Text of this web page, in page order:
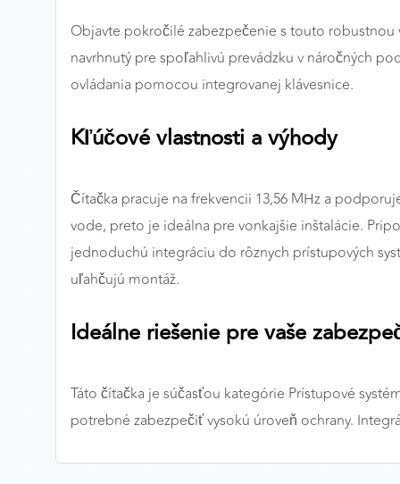
Objavte pokročilé zabezpečenie s touto robustnou
navrhnutý pre spoľahlivú prevádzku v náročných
ovládania pomocou integrovanej klávesnice.
Kľúčové vlastnosti a výhody
Čítačka pracuje na frekvencii 13,56 MHz a
vode, preto je ideálna pre vonkajšie inštalácie.
jednoduchú integráciu do rôznych prístupových
uľahčujú montáž.
Ideálne riešenie pre vaše
Táto čítačka je súčasťou kategórie Prístupové
potrebné zabezpečiť vysokú úroveň ochrany.
Preferenčné cookies
Analytické cookies nám umožňujú meranie výkonu
nášho webu. Ich pomocou určujeme počet návštev a
pomocou týchto cookies spracovávame anonymne a
súhrnne, bez použitia identifikátorov, ktoré ukazujú na
konkrétnych používateľov nášho webu. Vďaka týmto
cookies môžeme optimalizovať výkon a funkčnosť
našich stránok.
Google Analytics
MARKETINGOVÉ COOKIES